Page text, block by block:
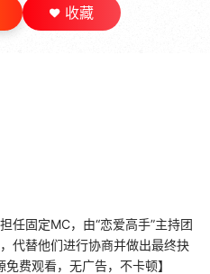
收藏
任固定MC，由“恋爱高手”主持团
代替他们进行协商并做出最终抉
费观看，无广告，不卡顿】